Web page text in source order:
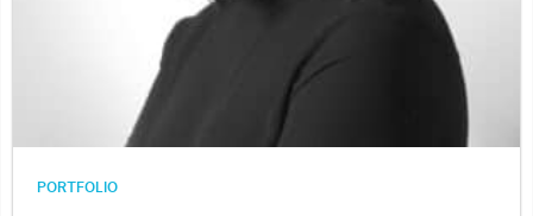
PORTFOLIO